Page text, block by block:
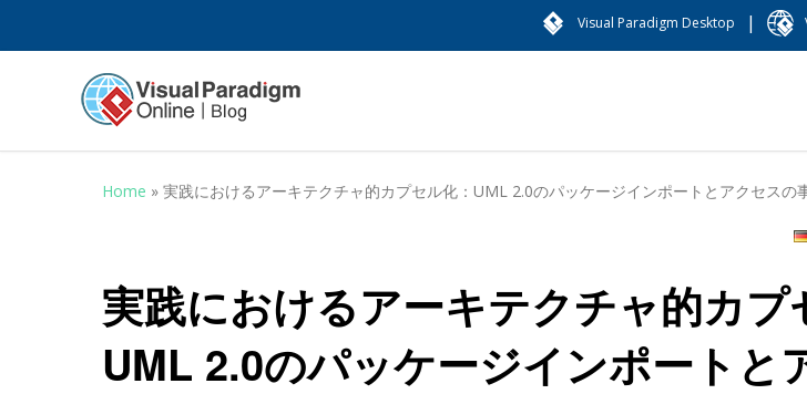
Visual Paradigm Desktop |
Home » 実践におけるアーキテクチャ的カプセル化：UML 2.0のパッケージインポートとアクセスの
実践におけるアーキテクチャ的カプ
UML 2.0のパッケージインポートと